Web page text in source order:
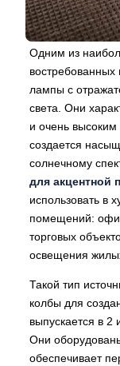
Одним из
востребованных
лампы с
света. Они
и очень
создается
солнечному
для акцентной
использовать в
помещений:
торговых
освещения
Такой тип
колбы для
выпускается в
Они
обеспечивает